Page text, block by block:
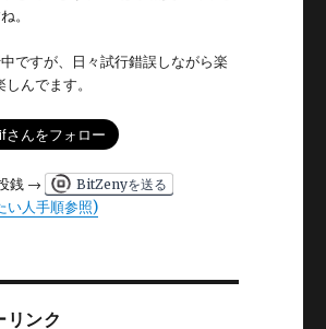
。
ですが、日々試行錯誤しながら楽
んでます。
銭 → BitZenyを送る
い人手順参照)
リンク